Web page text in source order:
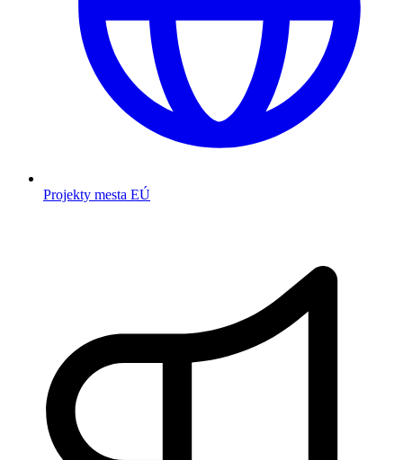
Projekty mesta EÚ